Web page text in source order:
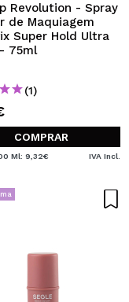
Revolution - Spray
de Maquiagem
Super Hold Ultra
75ml
(1)
COMPRAR
Ml: 9,32€ IVA Incl.